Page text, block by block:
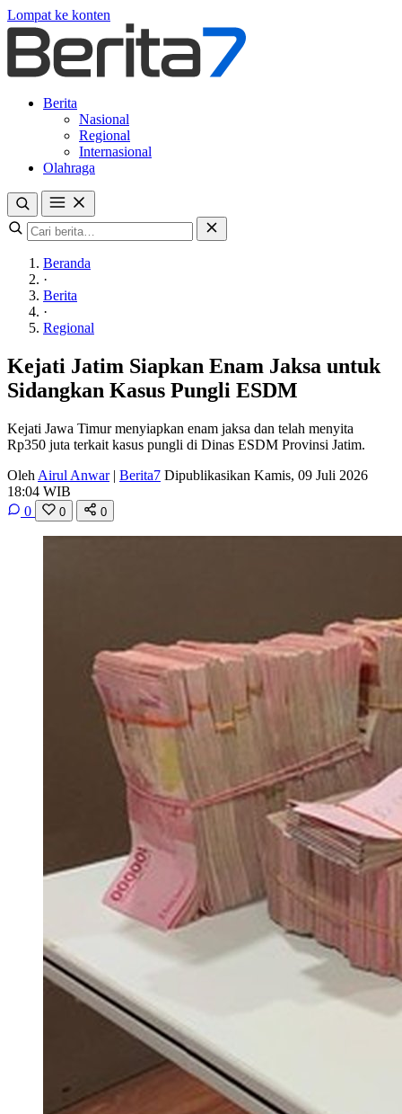
Lompat ke konten
Berita
Nasional
Regional
Internasional
Olahraga
Beranda
·
Berita
·
Regional
Kejati Jatim Siapkan Enam Jaksa untuk
Sidangkan Kasus Pungli ESDM
Kejati Jawa Timur menyiapkan enam jaksa dan telah menyita
Rp350 juta terkait kasus pungli di Dinas ESDM Provinsi Jatim.
Oleh Airul Anwar | Berita7 Dipublikasikan Kamis, 09 Juli 2026
18:04 WIB
0
0 0